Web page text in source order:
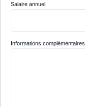
Salaire annuel
Informations complémentaires